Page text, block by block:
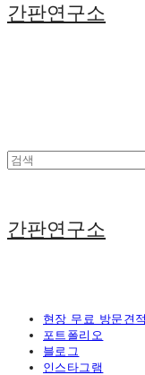
간판연구소
간판연구소
현장 무료 방문견
포트폴리오
블로그
인스타그램